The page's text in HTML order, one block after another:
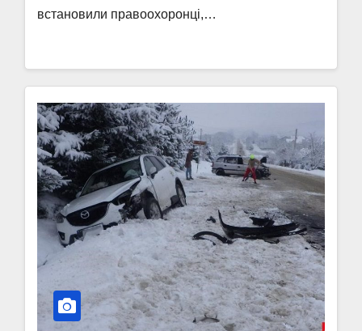
встановили правоохоронці,…